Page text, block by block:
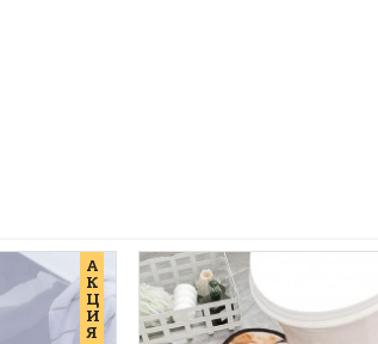
А
К
Ц
И
Я